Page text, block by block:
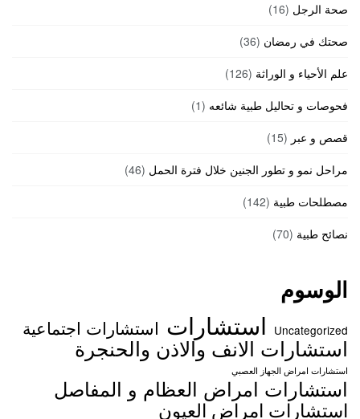
صحة الرجل (16)
صحتك في رمضان (36)
علم الأحياء و الوراثة (126)
فحوصات و تحاليل طبية شائعه (1)
قصص و عبر (15)
مراحل نمو و تطور الجنين خلال فترة الحمل (46)
مصطلحات طبية (142)
نصائح طبية (70)
الوسوم
Uncategorized استشارات استشارات اجتماعية
استشارات الانف والاذن والحنجرة
استشارات امراض الجهاز العصبي
استشارات امراض العظام و المفاصل
استشارات امراض العيون